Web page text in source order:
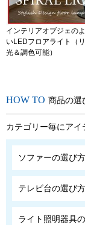
インテリアオブジェの
いLEDフロアライト（
光＆調色可能）
商品の選
カテゴリー毎にア
ソファーの選び
テレビ台の選び
ライト照明器具